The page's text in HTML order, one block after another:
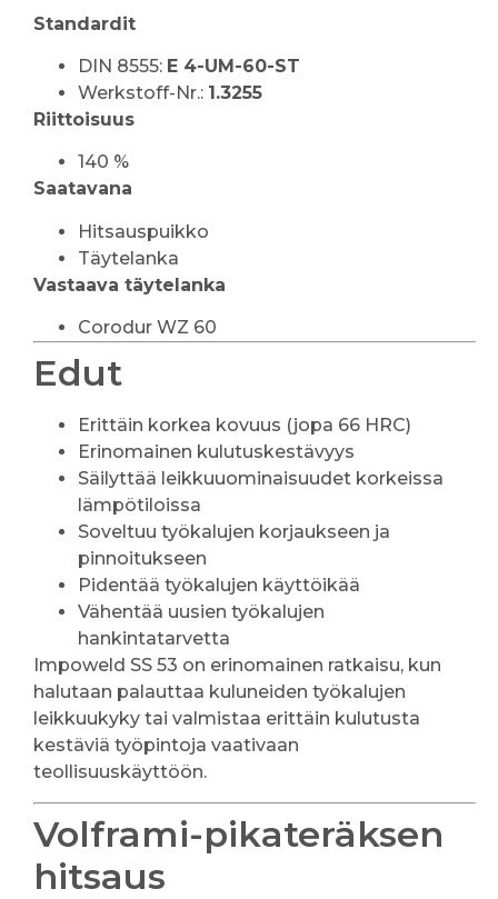
Standardit
DIN 8555: E 4-UM-60-ST
Werkstoff-Nr.: 1.3255
Riittoisuus
140 %
Saatavana
Hitsauspuikko
Täytelanka
Vastaava täytelanka
Corodur WZ 60
Edut
Erittäin korkea kovuus (jopa 66 HRC)
Erinomainen kulutuskestävyys
Säilyttää leikkuuominaisuudet korkeissa
lämpötiloissa
Soveltuu työkalujen korjaukseen ja
pinnoitukseen
Pidentää työkalujen käyttöikää
Vähentää uusien työkalujen
hankintatarvetta
Impoweld SS 53 on erinomainen ratkaisu, kun
halutaan palauttaa kuluneiden työkalujen
leikkuukyky tai valmistaa erittäin kulutusta
kestäviä työpintoja vaativaan
teollisuuskäyttöön.
Volframi-pikateräksen
hitsaus